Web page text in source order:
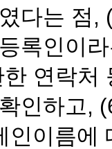
다는 점
록인이
연락
인하고,
인이름에